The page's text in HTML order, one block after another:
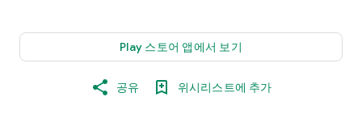
Play 스토어 앱에서 보기
공유 위시리스트에 추가